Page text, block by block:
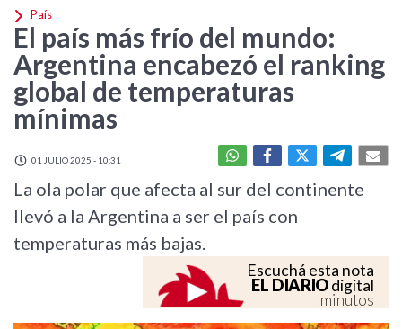
País
El país más frío del mundo:
Argentina encabezó el ranking
global de temperaturas
mínimas
01 JULIO 2025 - 10:31
La ola polar que afecta al sur del continente
llevó a la Argentina a ser el país con
temperaturas más bajas.
Escuchá esta nota
EL DIARIOdigital
minutos